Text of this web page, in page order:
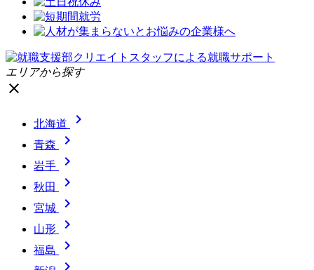
エリアから探す
close
北海道 
青森 
岩手 
秋田 
宮城 
山形 
福島 